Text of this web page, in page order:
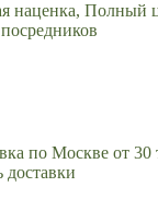
наценка, Полный
по Москве от 30
доставки